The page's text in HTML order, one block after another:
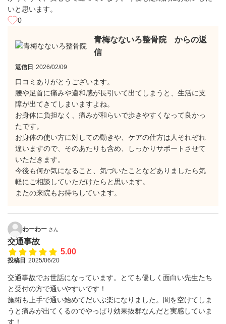
いと思います。
0
青梅なないろ整骨院 からの返
信
返信日 2026/02/09
口コミありがとうございます。
腰や足首に痛みや違和感が長引いて出てしまうと、生活に支
障が出てきてしまいますよね。
お身体に負担なく、痛みが和らいで歩きやすくなって良かっ
たです。
お身体の使い方に対しての動きや、ケアの仕方は人それぞれ
違いますので、そのあたりも含め、しっかりサポートさせて
いただきます。
今後も何か気になること、気づいたことなどありましたら気
軽にご相談していただけたらと思います。
またの来院もお待ちしています。
わーわー さん
交通事故
5.00
投稿日 2025/06/20
交通事故でお世話になっています。とても優しく面白い先生たち
と受付の方で通いやすいです！
施術も上手で通い始めてだいぶ楽になりました。間を空けてしま
うと痛みが出てくるのでやっぱり効果抜群なんだと実感していま
す！